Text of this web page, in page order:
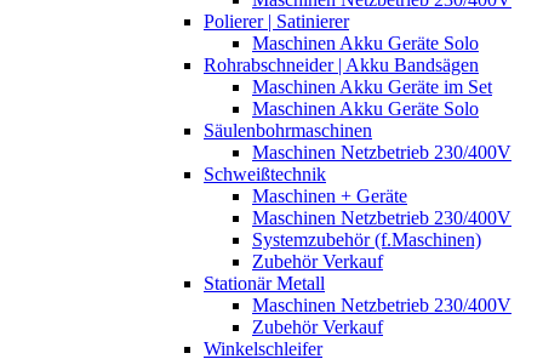
Polierer | Satinierer
Maschinen Akku Geräte Solo
Rohrabschneider | Akku Bandsägen
Maschinen Akku Geräte im Set
Maschinen Akku Geräte Solo
Säulenbohrmaschinen
Maschinen Netzbetrieb 230/400V
Schweißtechnik
Maschinen + Geräte
Maschinen Netzbetrieb 230/400V
Systemzubehör (f.Maschinen)
Zubehör Verkauf
Stationär Metall
Maschinen Netzbetrieb 230/400V
Zubehör Verkauf
Winkelschleifer